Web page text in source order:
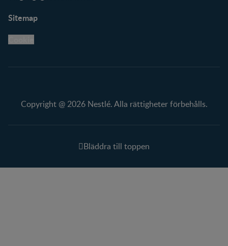
Sitemap
Copyright @ 2026 Nestlé. Alla rättigheter förbehålls.
Bläddra till toppen